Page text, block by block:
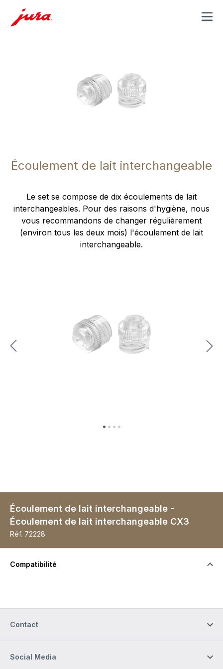
MENU
Écoulement de lait interchangeable
Le set se compose de dix écoulements de lait
interchangeables. Pour des raisons d'hygiène, nous
vous recommandons de changer régulièrement
(environ tous les deux mois) l'écoulement de lait
interchangeable.
Écoulement de lait interchangeable -
Écoulement de lait interchangeable CX3
Réf. 72228
Compatibilité
Contact
Social Media